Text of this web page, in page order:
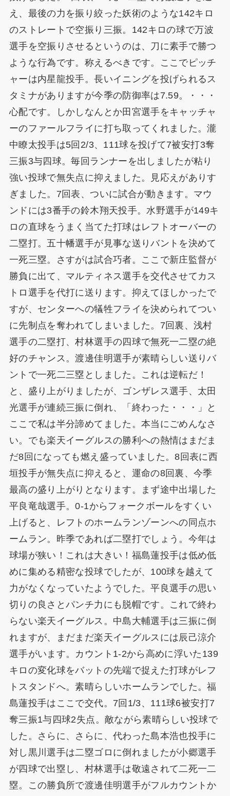
え、最後の力を振り絞った妖術のような142キロ
のストレートで空振り三振。142キロの球で万波
選手を空振りさせるというのは、刀に素手で勝つ
ような行為です。称えるべきです。ここでピッチ
ャーは内星龍投手。長いイニングを投げられるス
タミナがありますが今季の防御率は7.59。・・・
心配です。しかしなんとか田宮選手をキャッチャ
ーのファールフライに打ち取ってくれました。瀧
中瞭太投手は5回2/3、111球を投げて7被安打3奪
三振3与四球。毎回ランナーを出しましたが粘り
強い投球で無失点に抑えました。見応えがありす
ぎました。7回表、ついに試合が動きます。マウ
ンドには3番手の鈴木翔天投手。水野選手が149キ
ロの直球をうまく当てた打球はレフトオーバーの
二塁打。五十幡選手が見事な送りバントを決めて
一死三塁。さすがは試合巧者。ここで新庄監督が
勝負に出て、マルティネス選手を交代させてカス
トロ選手を代打に送ります。抑えてほしかったで
すが、センターへの犠牲フライを決められてつい
に先制点を奪われてしまいました。7回裏、浅村
選手の二塁打、村林選手の四球で無死一二塁の絶
好のチャンス。渡邊佳明選手が素晴らしい送りバ
ントで一死二三塁としました。これは逆転だ！
と、盛り上がりましたが、ゴンザレス選手、太田
光選手が連続三振に倒れ、「終わった・・・」と
ここで私は半分諦めてました。本当にごめんなさ
い。でも楽天イーグルスの勝利への熱情はまだま
だ8回になっても燃え盛っていました。8回表に西
垣投手が無失点に抑えると、運命の8回裏、今季
最高の盛り上がりとなります。まず途中出場した
平良竜哉選手。0-1からフォークボールをすくい
上げると、レフトのホームランゾーンへの同点ホ
ームラン。昨季であれば二塁打でしょう。今年は
球場が狭い！これは大きい！福島蓮投手は低め低
めに集める精密な投球でしたが、100球を越えて
力がなくなっていたようでした。平良選手の思い
切りの良さとパンチ力にも脱帽です。これで終わ
らない楽天イーグルス。中島大輔選手は三振に倒
れますが、まだまだ楽天イーグルスには辰己涼介
選手がいます。カウント1-2から高めに浮いた139
キロの変化球をバットの先端で捉えた打球がレフ
トスタンドへ。素晴らしいホームランでした。福
島蓮投手はここで交代。7回1/3、111球6被安打7
奪三振1与四球2失点。敵ながら素晴らしい投球で
した。さらに、さらに、代わった島本浩也投手に
対し黒川選手は二塁ゴロに倒れましたが小郷選手
が四球で出塁し、村林選手は敬遠されて二死一二
塁。この勝負所で渡邊佳明選手がフルカウントか